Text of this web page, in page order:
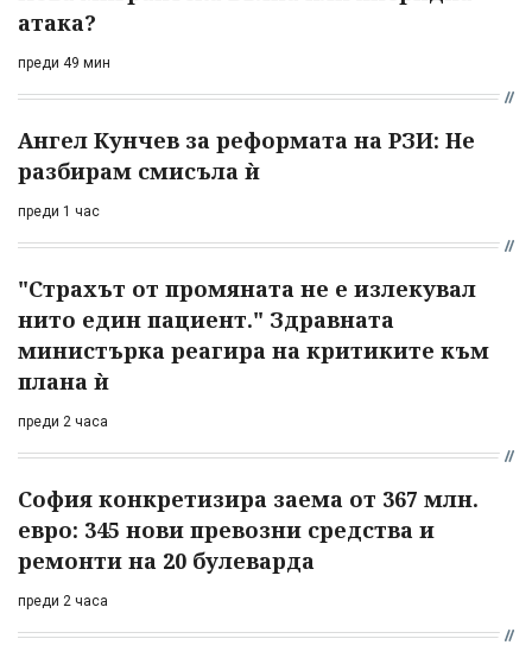
атака?
преди 49 мин
Ангел Кунчев за реформата на РЗИ: Не
разбирам смисъла ѝ
преди 1 час
"Страхът от промяната не е излекувал
нито един пациент." Здравната
министърка реагира на критиките към
плана ѝ
преди 2 часа
София конкретизира заема от 367 млн.
евро: 345 нови превозни средства и
ремонти на 20 булеварда
преди 2 часа